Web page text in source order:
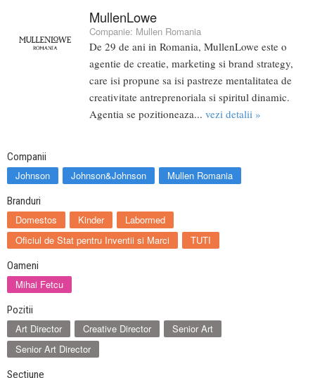
MullenLowe
Companie: Mullen Romania
De 29 de ani in Romania, MullenLowe este o
agentie de creatie, marketing si brand strategy,
care isi propune sa isi pastreze mentalitatea de
creativitate antreprenoriala si spiritul dinamic.
Agentia se pozitioneaza... vezi detalii »
Companii
Johnson Johnson&Johnson Mullen Romania
Branduri
Domestos Kinder
Labormed
Oficiul de Stat pentru Inventii si Marci
TUTI
Oameni
Mihai Fetcu
Pozitii
Art Director Creative Director
Senior Art
Senior Art Director
Sectiune